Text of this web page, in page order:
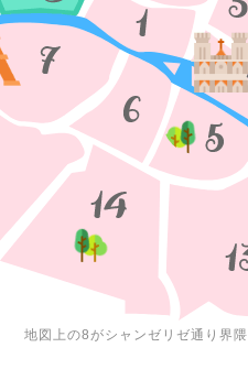
地図上の8がシャンゼリゼ通り界隈